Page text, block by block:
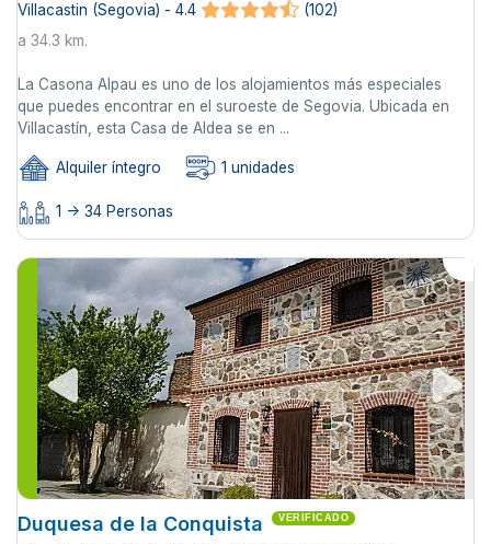
Villacastin (Segovia) - 4.4
(102)
a 34.3 km.
La Casona Alpau es uno de los alojamientos más especiales
que puedes encontrar en el suroeste de Segovia. Ubicada en
Villacastín, esta Casa de Aldea se en ...
Alquiler íntegro 1 unidades
1 -> 34 Personas
Duquesa de la Conquista VERIFICADO